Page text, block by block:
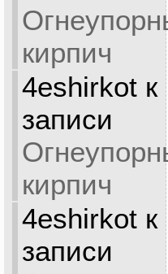
кирпич
4eshirkotк
записи
кирпич
4eshirkotк
записи